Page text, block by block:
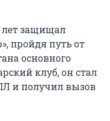
лет защищал
пройдя путь от
основного
клуб, он стал
и получил вызов